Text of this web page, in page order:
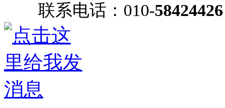
联系电话：010-58424426